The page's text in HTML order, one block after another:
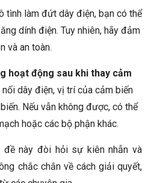
tình làm đứt dây điện, bạn có thể
dính điện. Tuy nhiên, hãy đảm
và an toàn.
hoạt động sau khi thay cảm
dây điện, vị trí của cảm biến
Nếu vẫn không được, có thể
hoặc các bộ phận khác.
đề này đòi hỏi sự kiên nhẫn và
chắc chắn về cách giải quyết,